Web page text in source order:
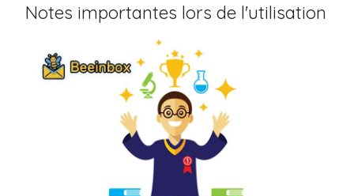
Notes importantes lors de l'utilisation